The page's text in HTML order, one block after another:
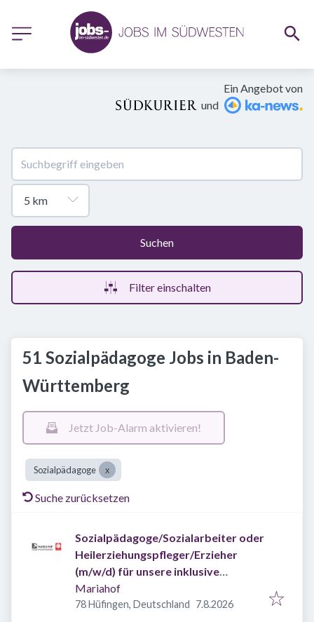
Ein Angebot von
und
Suchen
Filter einschalten
51 Sozialpädagoge Jobs in Baden-
Württemberg
Jetzt Job-Alarm aktivieren!
Sozialpädagoge
Suche zurücksetzen
Sozialpädagoge/Sozialarbeiter oder
Heilerziehungspfleger/Erzieher
(m/w/d) für unsere inklusive
Wohngruppe
Mariahof
78 Hüfingen, Deutschland Veröffentlicht
7.8.2026